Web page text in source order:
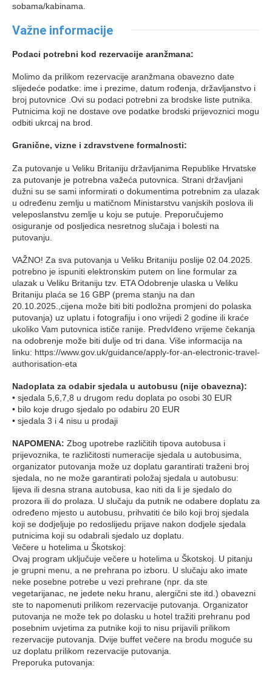
sobama/kabinama.
Važne informacije
Podaci potrebni kod rezervacije aranžmana:
Molimo da prilikom rezervacije aranžmana obavezno date
slijedeće podatke: ime i prezime, datum rođenja, državljanstvo i
broj putovnice .Ovi su podaci potrebni za brodske liste putnika.
Putnicima koji ne dostave ove podatke brodski prijevoznici mogu
odbiti ukrcaj na brod.
Granične, vizne i zdravstvene formalnosti:
Za putovanje u Veliku Britaniju državljanima Republike Hrvatske
za putovanje je potrebna važeća putovnica. Strani državljani
dužni su se sami informirati o dokumentima potrebnim za ulazak
u određenu zemlju u matičnom Ministarstvu vanjskih poslova ili
veleposlanstvu zemlje u koju se putuje. Preporučujemo
osiguranje od posljedica nesretnog slučaja i bolesti na
putovanju.
VAŽNO! Za sva putovanja u Veliku Britaniju poslije 02.04.2025.
potrebno je ispuniti elektronskim putem on line formular za
ulazak u Veliku Britaniju tzv. ETA Odobrenje ulaska u Veliku
Britaniju plaća se 16 GBP (prema stanju na dan
20.10.2025.,cijena može biti biti podložna promjeni do polaska
putovanja) uz uplatu i fotografiju i ono vrijedi 2 godine ili kraće
ukoliko Vam putovnica ističe ranije. PredvIđeno vrijeme čekanja
na odobrenje može biti dulje od tri dana. Više informacija na
linku: https://www.gov.uk/guidance/apply-for-an-electronic-travel-
authorisation-eta
Nadoplata za odabir sjedala u autobusu (nije obavezna):
• sjedala 5,6,7,8 u drugom redu doplata po osobi 30 EUR
• bilo koje drugo sjedalo po odabiru 20 EUR
• sjedala 3 i 4 nisu u prodaji
NAPOMENA: Zbog upotrebe različitih tipova autobusa i
prijevoznika, te različitosti numeracije sjedala u autobusima,
organizator putovanja može uz doplatu garantirati traženi broj
sjedala, no ne može garantirati položaj sjedala u autobusu:
lijeva ili desna strana autobusa, kao niti da li je sjedalo do
prozora ili do prolaza. U slučaju da putnik ne odabere doplatu za
određeno mjesto u autobusu, prihvatiti će bilo koji broj sjedala
koji se dodjeljuje po redoslijedu prijave nakon dodjele sjedala
putnicima koji su odabrali sjedalo uz doplatu.
Večere u hotelima u Škotskoj:
Ovaj program uključuje večere u hotelima u Škotskoj. U pitanju
je grupni menu, a ne prehrana po izboru. U slučaju ako imate
neke posebne potrebe u vezi prehrane (npr. da ste
vegetarijanac, ne jedete neku hranu, alergični ste itd.) obavezni
ste to napomenuti prilikom rezervacije putovanja. Organizator
putovanja ne može tek po dolasku u hotel tražiti prehranu pod
posebnim uvjetima za putnike koji to nisu prijavili prilikom
rezervacije putovanja. Dvije buffet večere na brodu moguće su
uz doplatu prilikom rezervacije putovanja.
Preporuka putovanja: